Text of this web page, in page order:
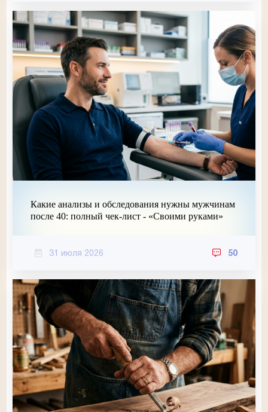
Какие анализы и обследования нужны мужчинам
после 40: полный чек-лист - «Своими руками»
31 июля 2026 50